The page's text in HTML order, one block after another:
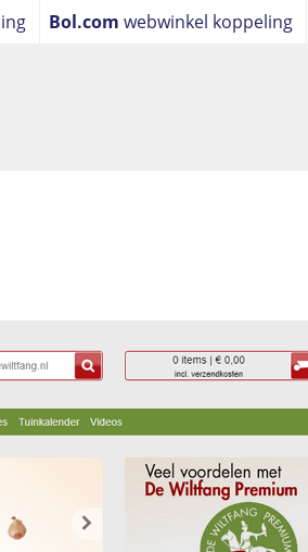
Bol.com webwinkel koppeling